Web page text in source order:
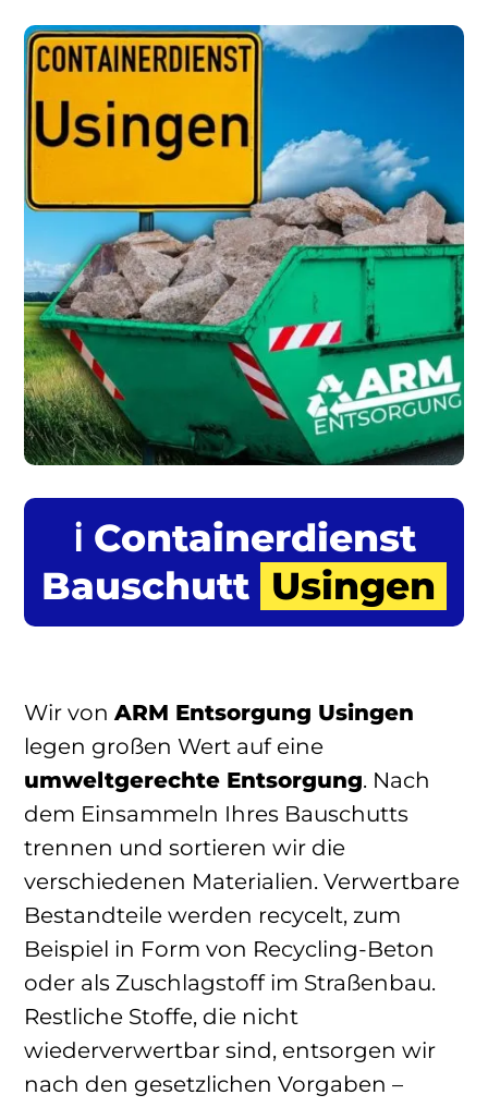
ℹ️ Containerdienst
Bauschutt Usingen
Wir von ARM Entsorgung Usingen
legen großen Wert auf eine
umweltgerechte Entsorgung. Nach
dem Einsammeln Ihres Bauschutts
trennen und sortieren wir die
verschiedenen Materialien. Verwertbare
Bestandteile werden recycelt, zum
Beispiel in Form von Recycling-Beton
oder als Zuschlagstoff im Straßenbau.
Restliche Stoffe, die nicht
wiederverwertbar sind, entsorgen wir
nach den gesetzlichen Vorgaben –